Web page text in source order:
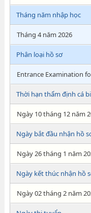
Tháng năm nhập học
Tháng 4 năm 2026
Phân loại hồ sơ
Entrance Examination
Thời hạn thẩm định cá
Ngày 10 tháng 12 năm
Ngày bắt đầu nhận hồ
Ngày 26 tháng 1 năm
Ngày kết thúc nhận hồ
Ngày 02 tháng 2 năm